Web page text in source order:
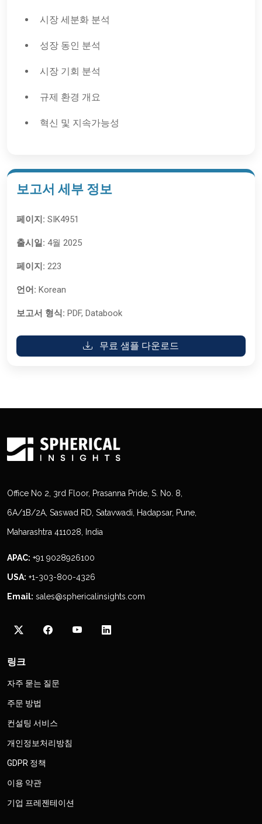
시장 세분화 분석
성장 동인 분석
시장 기회 분석
규제 환경 개요
혁신 및 지속가능성
보고서 세부 정보
페이지: SIK4951
출시일: 4월 2025
페이지: 223
언어: Korean
보고서 형식: PDF, Databook
무료 샘플 다운로드
Office No 2, 3rd Floor, Prasanna Pride, S. No. 8,
6A/1B/2A, Saswad RD, Satavwadi, Hadapsar, Pune,
Maharashtra 411028, India
APAC: +91 9028926100
USA: +1-303-800-4326
Email: sales@sphericalinsights.com
링크
자주 묻는 질문
주문 방법
컨설팅 서비스
개인정보처리방침
GDPR 정책
이용 약관
기업 프레젠테이션